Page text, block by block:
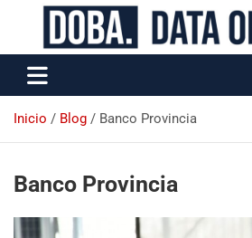
Data Oeste BA
Inicio Blog Banco Provincia
Banco Provincia